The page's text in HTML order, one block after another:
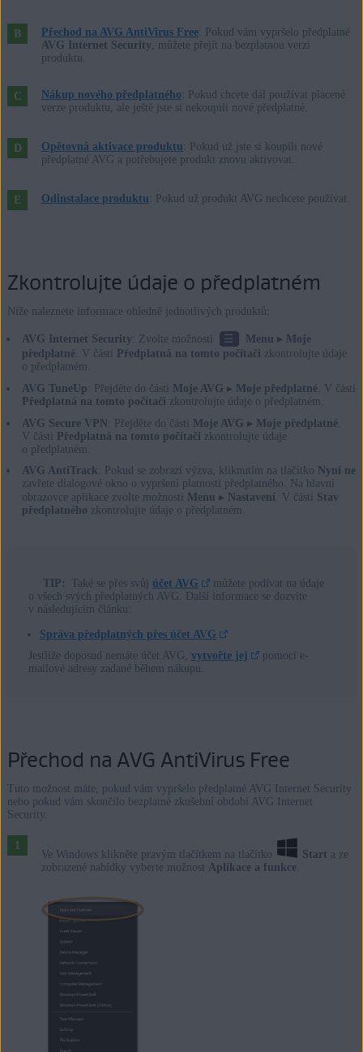
Microsoft Windows 8 / Pro / Enterprise – 32/64bitový
Microsoft Windows 7 Home Basic / Home Premium / Professional /
Apple macOS 12.x (Monterey)
Apple macOS 10.15.x (Catalina)
Apple macOS 10.13.x (High Sierra)
Přechod na AVG AntiVirus Free: Pokud vám vypršelo předplatné
AVG Internet Security, můžete přejít na bezplatnou verzi
produktu.
Nákup nového předplatného : Pokud chcete dál používat placené
verze produktu, ale ještě jste si nekoupili nové předplatné.
Opětovná aktivace produktu : Pokud už jste si koupili nové
předplatné AVG a potřebujete produkt znovu aktivovat.
Odinstalace produktu : Pokud už produkt AVG nechcete používat.
Zkontrolujte údaje o předplatném
Níže naleznete informace ohledně jednotlivých produktů:
AVG Internet Security : Zvolte možnosti ☰ Menu ▸ Moje
předplatné. V části Předplatná na tomto počítači zkontrolujte údaje
o předplatném.
AVG TuneUp : Přejděte do části Moje AVG ▸ Moje předplatné. V části
Předplatná na tomto počítači zkontrolujte údaje o předplatném.
AVG Secure VPN
: Přejděte do části Moje AVG ▸ Moje předplatné.
V části
Předplatná na tomto počítači zkontrolujte údaje
o předplatném.
AVG AntiTrack : Pokud se zobrazí výzva, kliknutím na tlačítko Nyní ne
zavřete dialogové okno o vypršení platnosti předplatného. Na hlavní
obrazovce aplikace zvolte možnosti Menu ▸ Nastavení . V části Stav
předplatného zkontrolujte údaje o předplatném.
TIP: Také se přes svůj účet AVG
můžete podívat na údaje
o všech svých předplatných AVG. Další informace se dozvíte
v následujícím článku:
Správa předplatných přes účet AVG
Jestliže doposud nemáte účet AVG, vytvořte jej
pomocí e-
mailové adresy zadané během nákupu.
Přechod na AVG AntiVirus Free
Tuto možnost máte, pokud vám vypršelo předplatné AVG Internet Security
nebo pokud vám skončilo bezplatné zkušební období AVG Internet
Security.
Ve Windows klikněte pravým tlačítkem na tlačítko Start a ze
zobrazené nabídky vyberte možnost Aplikace a funkce.